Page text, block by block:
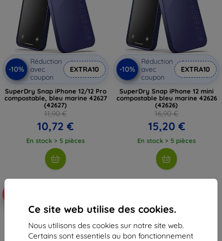
Ce site web utilise des cookies.
Nous utilisons des cookies sur notre site web.
Certains sont essentiels au bon fonctionnement
-10%
Réduction
avec
coupon
EXTRA10
SuperDry Snap iPhone 12/12 Pro
compostable, bleu marine 42627
(42627)
11,90 €
10,72 €
En stock > 5 pièces
-10%
Réduction
avec
coupon
EXTRA10
SuperDry Snap iPhone 12 mini
compostable bleu marine 42626
(42626)
16,90 €
15,20 €
En stock > 5 pièces